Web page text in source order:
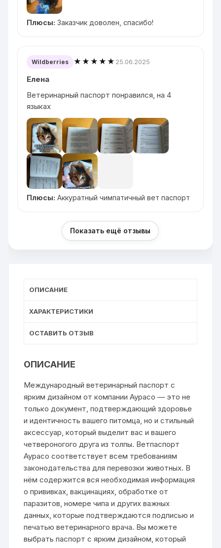
Плюсы: Заказчик доволен, спасибо!
Wildberries ★★★★★ 25.06.2025
Елена
Ветеринарный паспорт понравился, на 4
языках
Плюсы: Аккуратный чимпатичный вет паспорт
Показать ещё отзывы
ОПИСАНИЕ
ХАРАКТЕРИСТИКИ
ОСТАВИТЬ ОТЗЫВ
ОПИСАНИЕ
Международный ветеринарный паспорт с
ярким дизайном от компании Аурасо — это не
только документ, подтверждающий здоровье
и идентичность вашего питомца, но и стильный
аксессуар, который выделит вас и вашего
четвероногого друга из толпы. Ветпаспорт
Аурасо соответствует всем требованиям
законодательства для перевозки животных. В
нём содержится вся необходимая информация
о прививках, вакцинациях, обработке от
паразитов, номере чипа и других важных
данных, которые подтверждаются подписью и
печатью ветеринарного врача. Вы можете
выбрать паспорт с ярким дизайном, который